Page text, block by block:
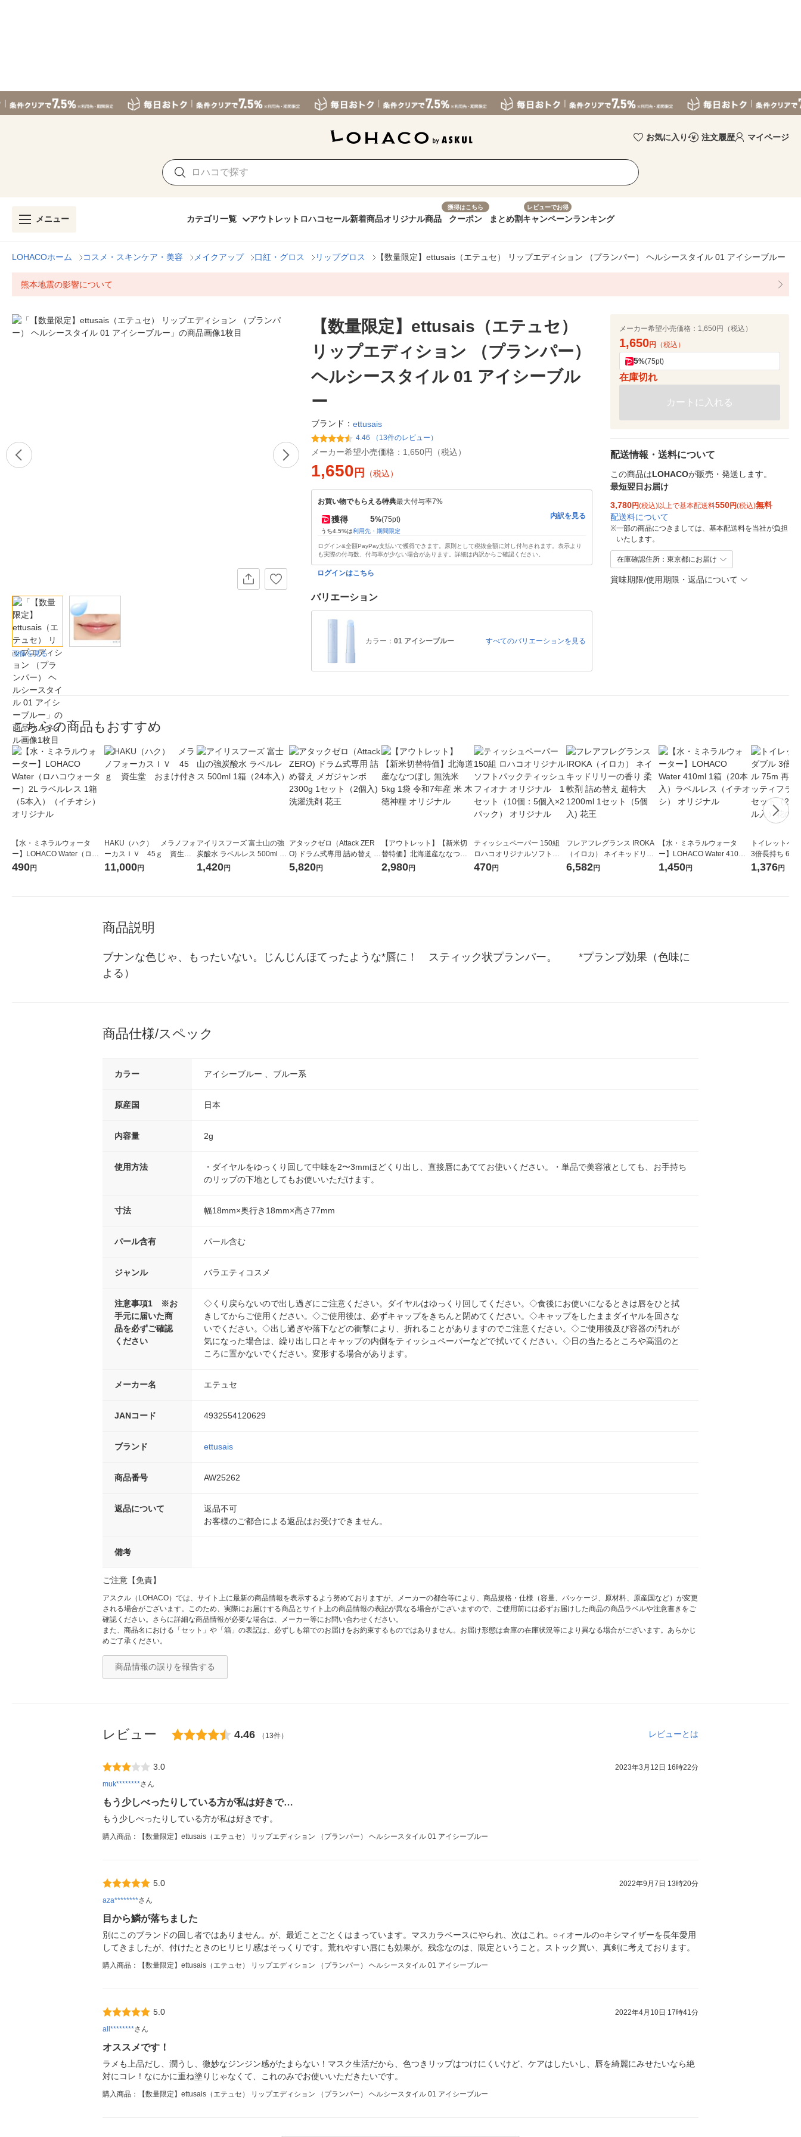
お気に入り 注文履歴 マイページ
メニュー カテゴリ一覧 アウトレット ロハコセール新着商品オリジナル商品
獲得はこちら
クーポン まとめ割
レビューでお得
キャンペーンランキング
LOHACOホーム コスメ・スキンケア・美容 メイクアップ 口紅・グロス リップグロス 【数量限定】ettusais（エテュセ） リップエディション （プランパー） ヘルシースタイル 01 アイシーブルー
熊本地震の影響について
画像を見る
【数量限定】ettusais（エテュセ）
リップエディション （プランパー）
ヘルシースタイル 01 アイシーブル
ー
ブランド： ettusais
4.46 （13件のレビュー）
メーカー希望小売価格： 1,650円（税込）
1,650 円 （税込）
お買い物でもらえる特典最大付与率7%
獲得 5%(75pt)
うち4.5%は利用先・期間限定
内訳を見る
ログイン&全額PayPay支払いで獲得できます。原則として税抜金額に対し付与されます。表示より
も実際の付与数、付与率が少ない場合があります。詳細は内訳からご確認ください。
ログインはこちら
バリエーション
カラー： 01 アイシーブルー すべてのバリエーションを見る
メーカー希望小売価格： 1,650円（税込）
1,650円 （税込）
5%(75pt)
在庫切れ
カートに入れる
配送情報・送料について
この商品はLOHACOが販売・発送します。
最短翌日お届け
3,780円(税込)以上で基本配送料550円(税込)無料
配送料について
※一部の商品につきましては、基本配送料を当社が負担
いたします。
在庫確認住所：東京都にお届け
賞味期限/使用期限・返品について
こちらの商品もおすすめ
【水・ミネラルウォータ
ー】LOHACO Water（ロハ
コウォーター）2L ラベルレ
490円
HAKU（ハク） メラノフォ
ーカスＩＶ 45ｇ 資生
堂 おまけ付き
11,000円
アイリスフーズ 富士山の強
炭酸水 ラベルレス 500ml 1
箱（24本入）
1,420円
アタックゼロ（Attack ZER
O) ドラム式専用 詰め替え メ
ガジャンボ 2300g 1セット
5,820円
【アウトレット】【新米切
替特価】北海道産ななつぼ
し 無洗米 5kg 1袋 令和7年産
2,980円
ティッシュペーパー 150組
ロハコオリジナルソフトパ
ックティッシュ フィオナ オ
470円
フレアフレグランス IROKA
（イロカ） ネイキッドリリ
ーの香り 柔軟剤 詰め替え 超
6,582円
【水・ミネラルウォータ
ー】LOHACO Water 410ml
1箱（20本入）ラベルレス
1,450円
トイレットペ
3倍長持ち 6ロール
紙配合 スコッ
1,376円
商品説明
ブナンな色じゃ、もったいない。じんじんほてったような*唇に！　スティック状プランパー。　　*プランプ効果（色味に
よる）
商品仕様/スペック
カラー アイシーブルー 、ブルー系
原産国 日本
内容量 2g
使用方法
・ダイヤルをゆっくり回して中味を2〜3mmほどくり出し、直接唇にあててお使いください。・単品で美容液としても、お手持ち
のリップの下地としてもお使いいただけます。
寸法 幅18mm×奥行き18mm×高さ77mm
パール含有 パール含む
ジャンル バラエティコスメ
注意事項1 ※お
手元に届いた商
品を必ずご確認
ください
◇くり戻らないので出し過ぎにご注意ください。ダイヤルはゆっくり回してください。◇食後にお使いになるときは唇をひと拭
きしてからご使用ください。◇ご使用後は、必ずキャップをきちんと閉めてください。◇キャップをしたままダイヤルを回さな
いでください。◇出し過ぎや落下などの衝撃により、折れることがありますのでご注意ください。◇ご使用後及び容器の汚れが
気になった場合は、繰り出し口とキャップの内側をティッシュペーパーなどで拭いてください。◇日の当たるところや高温のと
ころに置かないでください。変形する場合があります。
メーカー名 エテュセ
JANコード 4932554120629
ブランド ettusais
商品番号 AW25262
返品について
返品不可
お客様のご都合による返品はお受けできません。
備考
ご注意【免責】
アスクル（LOHACO）では、サイト上に最新の商品情報を表示するよう努めておりますが、メーカーの都合等により、商品規格・仕様（容量、パッケージ、原材料、原産国など）が変更
される場合がございます。このため、実際にお届けする商品とサイト上の商品情報の表記が異なる場合がございますので、ご使用前には必ずお届けした商品の商品ラベルや注意書きをご
確認ください。さらに詳細な商品情報が必要な場合は、メーカー等にお問い合わせください。
また、商品名における「セット」や「箱」の表記は、必ずしも箱でのお届けをお約束するものではありません。お届け形態は倉庫の在庫状況等により異なる場合がございます。あらかじ
めご了承ください。
商品情報の誤りを報告する
レビュー 4.46 （13件） レビューとは
3.0
2023年3月12日 16時22分
muk********さん
もう少しべったりしている方が私は好きで…
もう少しべったりしている方が私は好きです。
購入商品：【数量限定】ettusais（エテュセ） リップエディション （プランパー） ヘルシースタイル 01 アイシーブルー
5.0
2022年9月7日 13時20分
aza********さん
目から鱗が落ちました
別にこのブランドの回し者ではありません。が、最近ことごとくはまっています。マスカラベースにやられ、次はこれ。○ィオールの○キシマイザーを長年愛用
してきましたが、付けたときのヒリヒリ感はそっくりです。荒れやすい唇にも効果が。残念なのは、限定ということ。ストック買い、真剣に考えております。
購入商品：【数量限定】ettusais（エテュセ） リップエディション （プランパー） ヘルシースタイル 01 アイシーブルー
5.0
2022年4月10日 17時41分
all********さん
オススメです！
ラメも上品だし、潤うし、微妙なジンジン感がたまらない！マスク生活だから、色つきリップはつけにくいけど、ケアはしたいし、唇を綺麗にみせたいなら絶
対にコレ！なにかに重ね塗りじゃなくて、これのみでお使いいただきたいです。
購入商品：【数量限定】ettusais（エテュセ） リップエディション （プランパー） ヘルシースタイル 01 アイシーブルー